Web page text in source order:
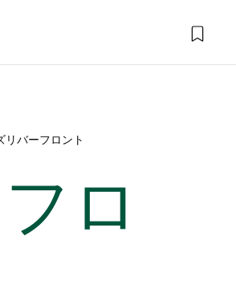
リバーフロント
ロ